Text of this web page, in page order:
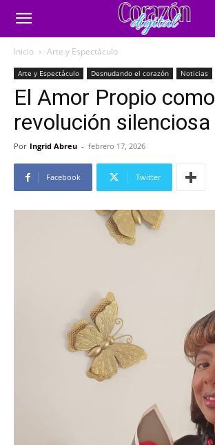
Inicio Arte y Espectáculo
Arte y Espectáculo Desnudando el corazón Noticias
El Amor Propio como
revolución silenciosa
Por Ingrid Abreu - febrero 17, 2026
Facebook Twitter